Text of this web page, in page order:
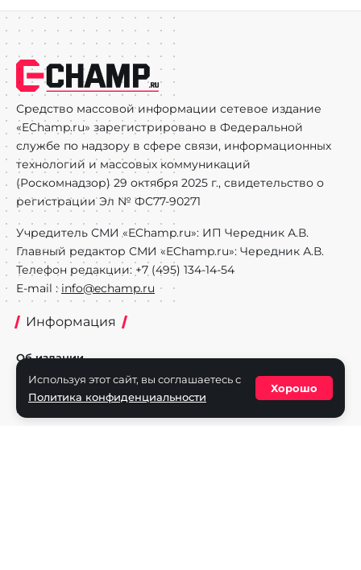
Средство массовой информации сетевое издание
«EChamp.ru» зарегистрировано в Федеральной
службе по надзору в сфере связи, информационных
технологий и массовых коммуникаций
(Роскомнадзор) 29 октября 2025 г., свидетельство о
регистрации Эл № ФС77-90271
Учредитель СМИ «EChamp.ru»: ИП Чередник А.В.
Главный редактор СМИ «EChamp.ru»: Чередник А.В.
Телефон редакции: +7 (495) 134-14-54
E-mail : info@echamp.ru
Информация
Об издании
Реклама на портале
Политика конфиденциальности
Используя этот сайт, вы соглашаетесь с
Политика конфиденциальности
Хорошо